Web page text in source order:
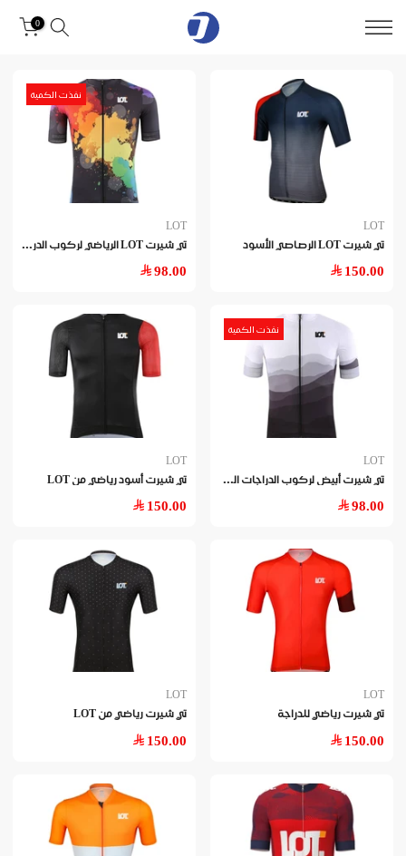
to
0
LOT
تي شيرت LOT الرصاصي الأسود
150.00
نفذت الكمية
LOT
تي
شيرت LOT الرياضي لركوب الدراجات الهوائية
98.00
نفذت الكمية
LOT
تي
شيرت أبيض لركوب الدراجات الهوائية من LOT
98.00
LOT
تي شيرت أسود رياضي من LOT
150.00
LOT
تي شيرت رياضي للدراجة
150.00
LOT
تي شيرت رياضي من LOT
150.00